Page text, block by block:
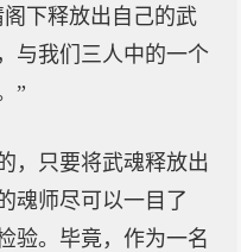
下释放出自己的武
与我们三人中的一个
”
，只要将武魂释放出
魂师尽可以一目了
验。毕竟，作为一名